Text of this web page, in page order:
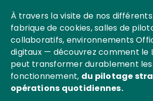
À travers la visite de nos
fabrique de cookies, salles de
collaboratifs, environnements
digitaux — découvrez comment le
peut transformer durablement
fonctionnement, du pilotage
opérations quotidiennes.